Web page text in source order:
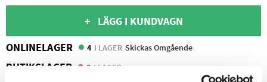
+ LÄGG I KUNDVAGN
ONLINELAGER
4 I LAGER Skickas Omgående
BUTIKSLAGER 0 I LAGER